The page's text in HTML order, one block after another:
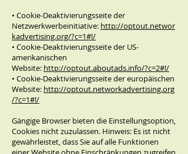
• Cookie-Deaktivierungsseite der
Netzwerkwerbeinitiative: http://optout.networ
kadvertising.org/?c=1#!/
• Cookie-Deaktivierungsseite der US-
amerikanischen
Website: http://optout.aboutads.info/?c=2#!/
• Cookie-Deaktivierungsseite der europäischen
Website: http://optout.networkadvertising.org
/?c=1#!/
Gängige Browser bieten die Einstellungsoption,
Cookies nicht zuzulassen. Hinweis: Es ist nicht
gewährleistet, dass Sie auf alle Funktionen